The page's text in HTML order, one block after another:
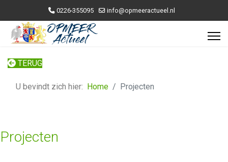
0226-355095 info@opmeeractueel.nl
TERUG
U bevindt zich hier: Home Projecten
Projecten